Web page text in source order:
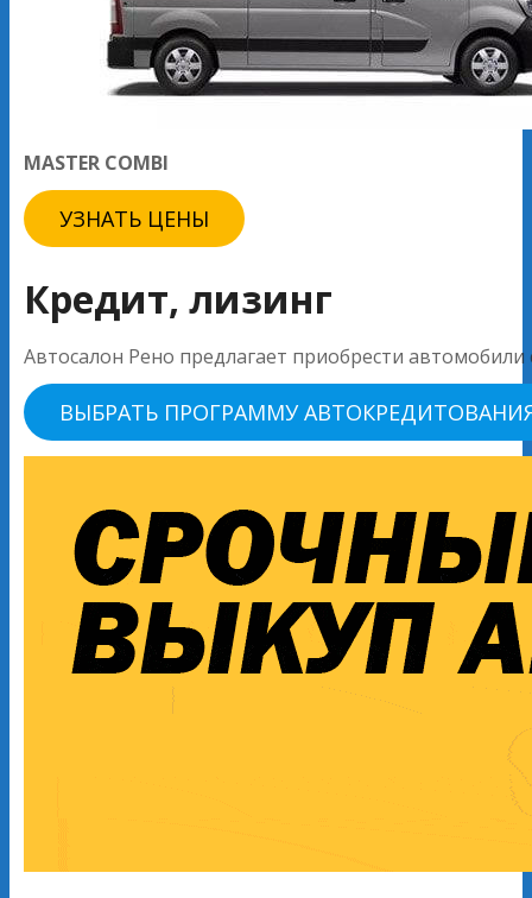
MASTER COMBI
УЗНАТЬ ЦЕНЫ
Кредит, лизинг
Автосалон Рено предлагает приобрести
ВЫБРАТЬ ПРОГРАММУ